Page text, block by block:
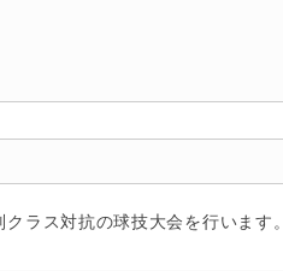
ラス対抗の球技大会を行います。